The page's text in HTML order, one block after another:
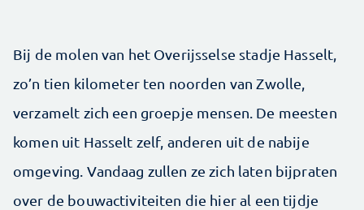
Bij de molen van het Overijsselse stadje Hasselt,
zo’n tien kilometer ten noorden van Zwolle,
verzamelt zich een groepje mensen. De meesten
komen uit Hasselt zelf, anderen uit de nabije
omgeving. Vandaag zullen ze zich laten bijpraten
over de bouwactiviteiten die hier al een tijdje